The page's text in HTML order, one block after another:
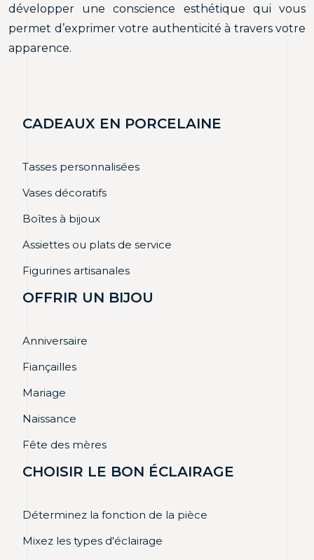
développer une conscience esthétique qui vous
permet d’exprimer votre authenticité à travers votre
apparence.
CADEAUX EN PORCELAINE
Tasses personnalisées
Vases décoratifs
Boîtes à bijoux
Assiettes ou plats de service
Figurines artisanales
OFFRIR UN BIJOU
Anniversaire
Fiançailles
Mariage
Naissance
Fête des mères
CHOISIR LE BON ÉCLAIRAGE
Déterminez la fonction de la pièce
Mixez les types d'éclairage